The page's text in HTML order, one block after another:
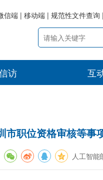
信端 | 移动端 | 规范性文件查询 |
访 互
市职位资格审核等事
人工智能